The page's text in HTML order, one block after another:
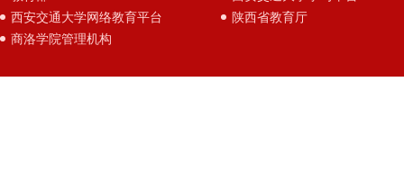
西安交通大学网络教育平台
陕西省教育厅
商洛学院管理机构